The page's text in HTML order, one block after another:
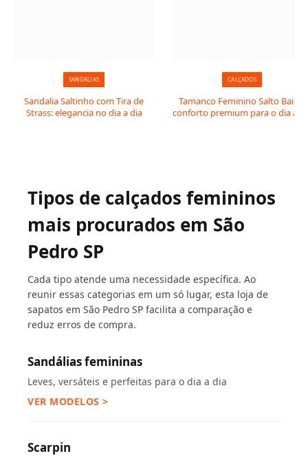
SANDÁLIAS
Sandalia Saltinho com Tira de
Strass: elegancia no dia a dia
CALÇADOS
Tamanco Feminino Salto Baixo:
conforto premium para o dia a
Tipos de calçados femininos
mais procurados em São
Pedro SP
Cada tipo atende uma necessidade específica. Ao
reunir essas categorias em um só lugar, esta loja de
sapatos em São Pedro SP facilita a comparação e
reduz erros de compra.
Sandálias femininas
Leves, versáteis e perfeitas para o dia a dia
VER MODELOS >
Scarpin